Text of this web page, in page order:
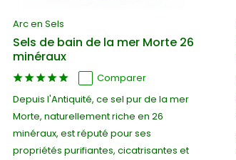
Arc en Sels
Sels de bain de la mer Morte 26
minéraux
Comparer
Depuis l'Antiquité, ce sel pur de la mer
Morte, naturellement riche en 26
minéraux, est réputé pour ses
propriétés purifiantes, cicatrisantes et